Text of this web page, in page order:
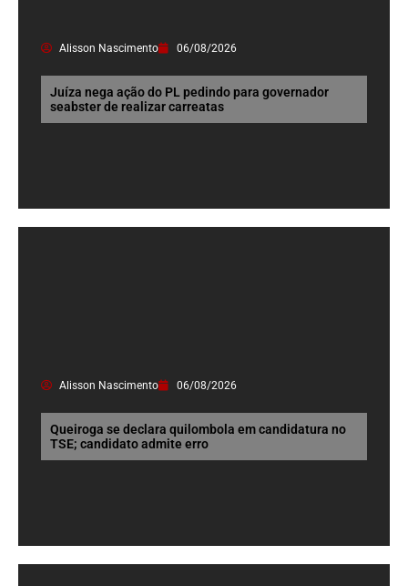
Alisson Nascimento 06/08/2026
Juíza nega ação do PL pedindo para governador
seabster de realizar carreatas
Alisson Nascimento 06/08/2026
Queiroga se declara quilombola em candidatura no
TSE; candidato admite erro